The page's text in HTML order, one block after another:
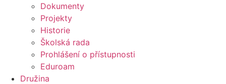
Dokumenty
Projekty
Historie
Školská rada
Prohlášení o přístupnosti
Eduroam
Družina